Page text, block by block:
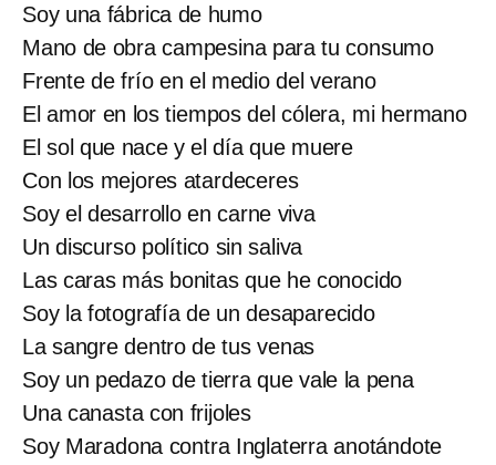
Soy una fábrica de humo
Mano de obra campesina para tu consumo
Frente de frío en el medio del verano
El amor en los tiempos del cólera, mi hermano
El sol que nace y el día que muere
Con los mejores atardeceres
Soy el desarrollo en carne viva
Un discurso político sin saliva
Las caras más bonitas que he conocido
Soy la fotografía de un desaparecido
La sangre dentro de tus venas
Soy un pedazo de tierra que vale la pena
Una canasta con frijoles
Soy Maradona contra Inglaterra anotándote